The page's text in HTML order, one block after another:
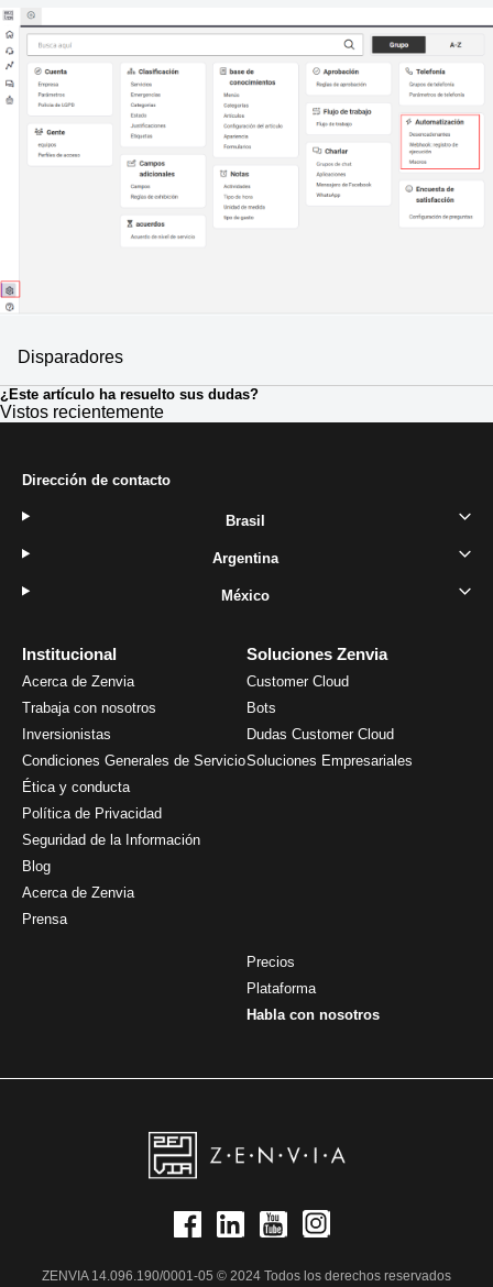
Disparadores
¿Este artículo ha resuelto sus dudas?
Vistos recientemente
Institucional
Acerca de Zenvia
Trabaja con nosotros
Inversionistas
Condiciones Generales de Servicio
Ética y conducta
Política de Privacidad
Seguridad de la Información
Blog
Acerca de Zenvia
Prensa
Soluciones Zenvia
Customer Cloud
Bots
Dudas Customer Cloud
Soluciones Empresariales
Precios
Plataforma
Habla con nosotros
Dirección de contacto
Brasil
Argentina
México
ZENVIA 14.096.190/0001-05 © 2024 Todos los derechos reservados